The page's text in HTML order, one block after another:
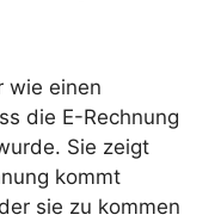
wie einen
die E-Rechnung
Sie zeigt
kommt
sie zu kommen